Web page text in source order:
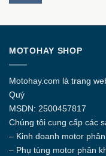
nhiều
biến
thể.
tùy
chọn
có
thể
được
MOTOHAY SHOP
Motohay.com là trang
Quý
MSDN: 2500457817
Chúng tôi cung cấp các
– Kinh doanh motor
– Phụ tùng motor phân